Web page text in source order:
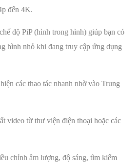
đến 4K.
độ PiP (hình trong hình) giúp bạn có
hình nhỏ khi đang truy cập ứng dụng
các thao tác nhanh nhờ vào Trung
video từ thư viện điện thoại hoặc các
chỉnh âm lượng, độ sáng, tìm kiếm